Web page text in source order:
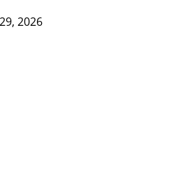
2026